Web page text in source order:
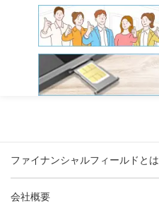
ファイナンシャルフィールドとは
会社概要